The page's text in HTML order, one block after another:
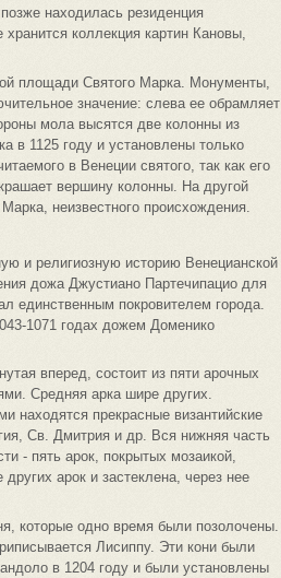
находилась резиденция
коллекция картин Кановы,
площади Святого Марка. Монументы,
значение: слева ее обрамляет
мола высятся две колонны из
в 1125 году и установлены только
в Венеции святого, так как его
вершину колонны. На другой
неизвестного происхождения.
и религиозную историю Венецианской
дожа Джустиано Партечипацио для
единственным покровителем города.
1071 годах дожем Доменико
вперед, состоит из пяти арочных
Средняя арка шире других.
находятся прекрасные византийские
Св. Дмитрия и др. Вся нижняя часть
- пять арок, покрытых мозаикой,
арок и застеклена, через нее
которые одно время были позолочены.
Лисиппу. Эти кони были
в 1204 году и были установлены